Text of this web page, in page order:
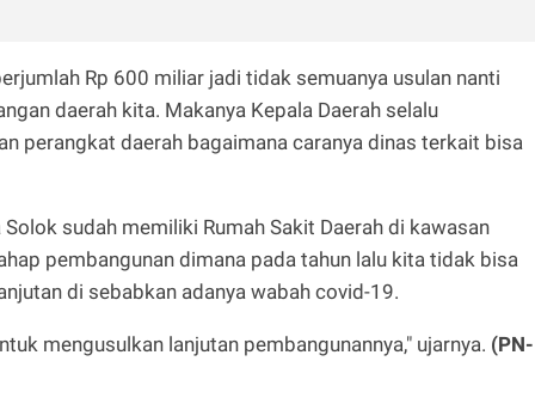
Rp 600 miliar jadi tidak semuanya usulan nanti
daerah kita. Makanya Kepala Daerah selalu
perangkat daerah bagaimana caranya dinas terkait bisa
sudah memiliki Rumah Sakit Daerah di kawasan
pembangunan dimana pada tahun lalu kita tidak bisa
di sebabkan adanya wabah covid-19.
mengusulkan lanjutan pembangunannya," ujarnya. (PN-